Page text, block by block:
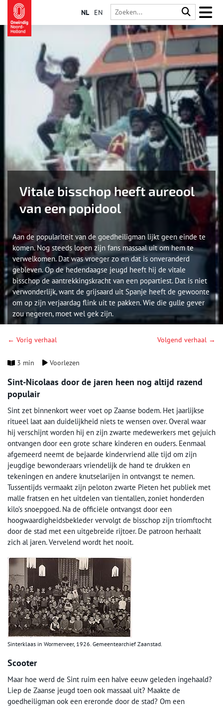
NL EN
Vitale bisschop heeft aureool
van een popidool
Aan de populariteit van de goedheiligman lijkt geen einde te
komen. Nog steeds lopen zijn fans massaal uit om hem te
verwelkomen. Dat was vroeger zo en dat is onveranderd
gebleven. Op de hedendaagse jeugd heeft hij de vitale
bisschop de aantrekkingskracht van een popartiest. Dat is niet
verwonderlijk, want de grijsaard uit Spanje heeft de gewoonte
om op zijn verjaardag flink uit te pakken. Wie die gulle gever
zou negeren, moet wel gek zijn.
← Vorig verhaal Volgend verhaal →
3 min Voorlezen
Sint-Nicolaas door de jaren heen nog altijd razend
populair
Sint zet binnenkort weer voet op Zaanse bodem. Het jaarlijkse
ritueel laat aan duidelijkheid niets te wensen over. Overal waar
hij verschijnt worden hij en zijn zwarte medewerkers met gejuich
ontvangen door een grote schare kinderen en ouders. Eenmaal
afgemeerd neemt de bejaarde kindervriend alle tijd om zijn
jeugdige bewonderaars vriendelijk de hand te drukken en
tekeningen en andere knutselarijen in ontvangst te nemen.
Tussentijds vermaakt zijn peloton zwarte Pieten het publiek met
malle fratsen en het uitdelen van tientallen, zoniet honderden
kilo’s snoepgoed. Na de officiële ontvangst door een
hoogwaardigheidsbekleder vervolgt de bisschop zijn triomftocht
door de stad met een uitgebreide rijtoer. De patroon herhaalt
zich al jaren. Vervelend wordt het nooit.
Sinterklaas in Wormerveer, 1926. Gemeentearchief Zaanstad.
Scooter
Maar hoe werd de Sint ruim een halve eeuw geleden ingehaald?
Liep de Zaanse jeugd toen ook massaal uit? Maakte de
goedheiligman ook een ereronde door de stad? Om een